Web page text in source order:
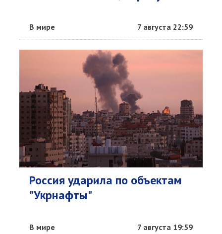
В мире 7 августа 22:59
Россия ударила по объектам
"Укрнафты"
В мире 7 августа 19:59